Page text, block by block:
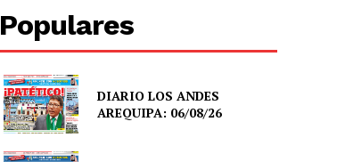
Populares
DIARIO LOS ANDES
AREQUIPA: 06/08/26